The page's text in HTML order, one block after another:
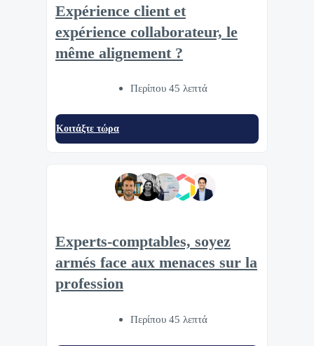
Expérience client et
expérience collaborateur, le
même alignement ?
Περίπου 45 λεπτά
Κοιτάξτε τώρα
Experts-comptables, soyez
armés face aux menaces sur la
profession
Περίπου 45 λεπτά